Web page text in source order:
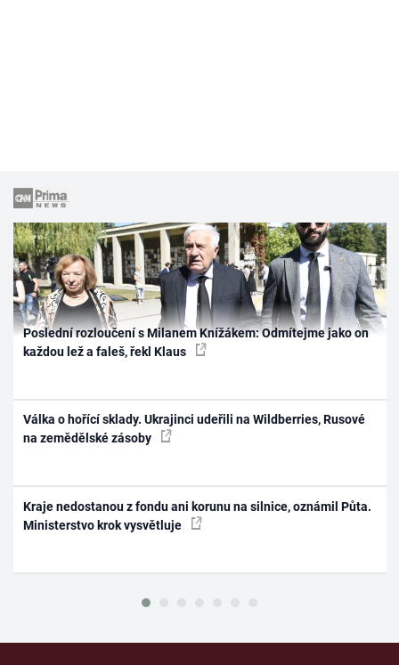
Poslední rozloučení s Milanem Knížákem: Odmítejme jako on
každou lež a faleš, řekl Klaus
Válka o hořící sklady. Ukrajinci udeřili na Wildberries, Rusové
na zemědělské zásoby
Kraje nedostanou z fondu ani korunu na silnice, oznámil Půta.
Ministerstvo krok vysvětluje